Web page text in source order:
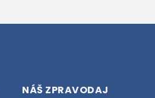
NÁŠ ZPRAVODAJ